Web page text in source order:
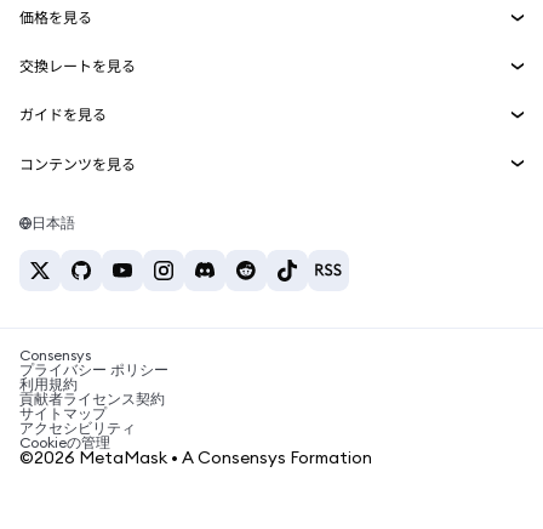
MetaMask Connect
Snaps
Web3サービス
セキュリティ
サポート
キャリア
お問い合わせ
価格を見る
イーサリアムの価格
Solanaの価格
Tetherの価格
交換レートを見る
ETH→USD
USDT→INR
BTC→INR
ETH→USDT
ガイドを見る
ETHの購入
USDTの購入
SHIBの購入
BNBの購入
コンテンツを見る
Solanaウォレット
税制関連ニュース
暗号資産の購入方法は？
ビットコインを売るには？
日本語
Consensys
プライバシー ポリシー
利用規約
貢献者ライセンス契約
サイトマップ
アクセシビリティ
Cookieの管理
©2026 MetaMask • A Consensys Formation